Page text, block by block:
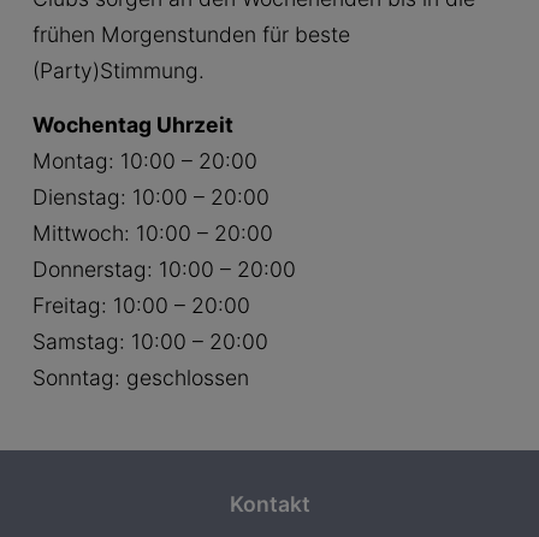
frühen Morgenstunden für beste
(Party)Stimmung.
Wochentag Uhrzeit
Montag: 10:00 – 20:00
Dienstag: 10:00 – 20:00
Mittwoch: 10:00 – 20:00
Donnerstag: 10:00 – 20:00
Freitag: 10:00 – 20:00
Samstag: 10:00 – 20:00
Sonntag: geschlossen
Kontakt